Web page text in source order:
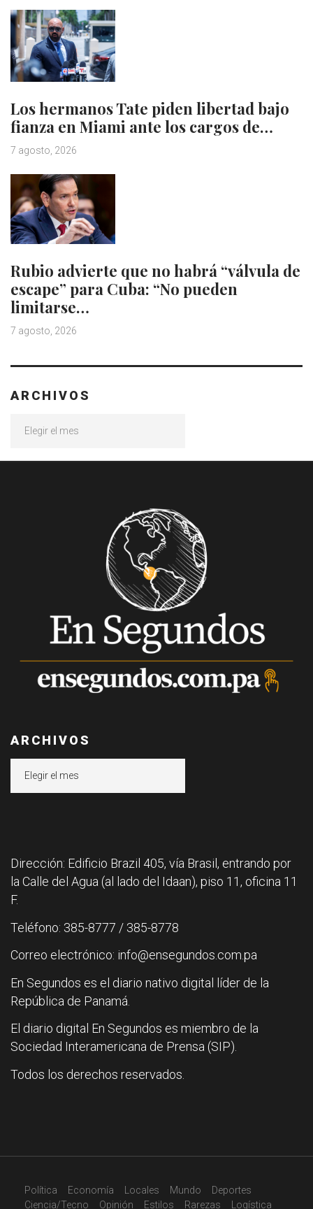
Los hermanos Tate piden libertad bajo
fianza en Miami ante los cargos de…
7 agosto, 2026
Rubio advierte que no habrá “válvula de
escape” para Cuba: “No pueden
limitarse…
7 agosto, 2026
ARCHIVOS
ARCHIVOS
Dirección: Edificio Brazil 405, vía Brasil, entrando por
la Calle del Agua (al lado del Idaan), piso 11, oficina 11
F.
Teléfono: 385-8777 / 385-8778
Correo electrónico: info@ensegundos.com.pa
En Segundos es el diario nativo digital líder de la
República de Panamá.
El diario digital En Segundos es miembro de la
Sociedad Interamericana de Prensa (SIP).
Todos los derechos reservados.
Política Economía Locales Mundo
Deportes
Ciencia/Tecno
Opinión Estilos Rarezas Logística